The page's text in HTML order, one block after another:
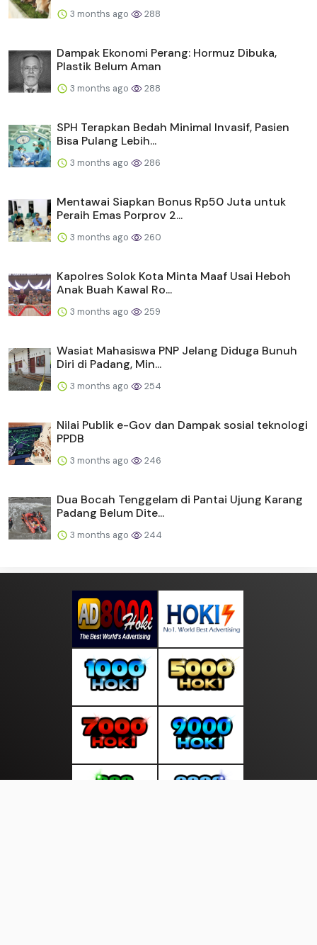
3 months ago 288
Dampak Ekonomi Perang: Hormuz Dibuka,
Plastik Belum Aman
3 months ago 288
SPH Terapkan Bedah Minimal Invasif, Pasien
Bisa Pulang Lebih...
3 months ago 286
Mentawai Siapkan Bonus Rp50 Juta untuk
Peraih Emas Porprov 2...
3 months ago 260
Kapolres Solok Kota Minta Maaf Usai Heboh
Anak Buah Kawal Ro...
3 months ago 259
Wasiat Mahasiswa PNP Jelang Diduga Bunuh
Diri di Padang, Min...
3 months ago 254
Nilai Publik e-Gov dan Dampak sosial teknologi
PPDB
3 months ago 246
Dua Bocah Tenggelam di Pantai Ujung Karang
Padang Belum Dite...
3 months ago 244